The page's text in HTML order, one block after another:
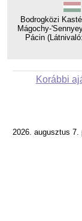
Bodrogközi
Mágochy-
Pácin
Korábbi
2026. augusztus 7.